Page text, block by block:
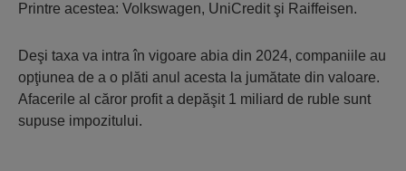
Printre acestea: Volkswagen, UniCredit şi Raiffeisen.
Deşi taxa va intra în vigoare abia din 2024, companiile au
opţiunea de a o plăti anul acesta la jumătate din valoare.
Afacerile al căror profit a depăşit 1 miliard de ruble sunt
supuse impozitului.